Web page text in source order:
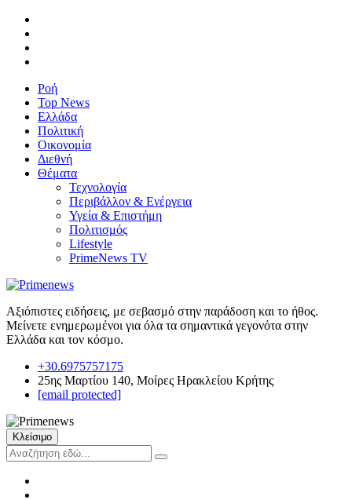
Ροή
Top News
Ελλάδα
Πολιτική
Οικονομία
Διεθνή
Θέματα
Τεχνολογία
Περιβάλλον & Ενέργεια
Υγεία & Επιστήμη
Πολιτισμός
Lifestyle
PrimeNews TV
Αξιόπιστες ειδήσεις, με σεβασμό στην παράδοση και το ήθος.
Μείνετε ενημερωμένοι για όλα τα σημαντικά γεγονότα στην
Ελλάδα και τον κόσμο.
+30.6975757175
25ης Μαρτίου 140, Μοίρες Ηρακλείου Κρήτης
[email protected]
Κλείσιμο